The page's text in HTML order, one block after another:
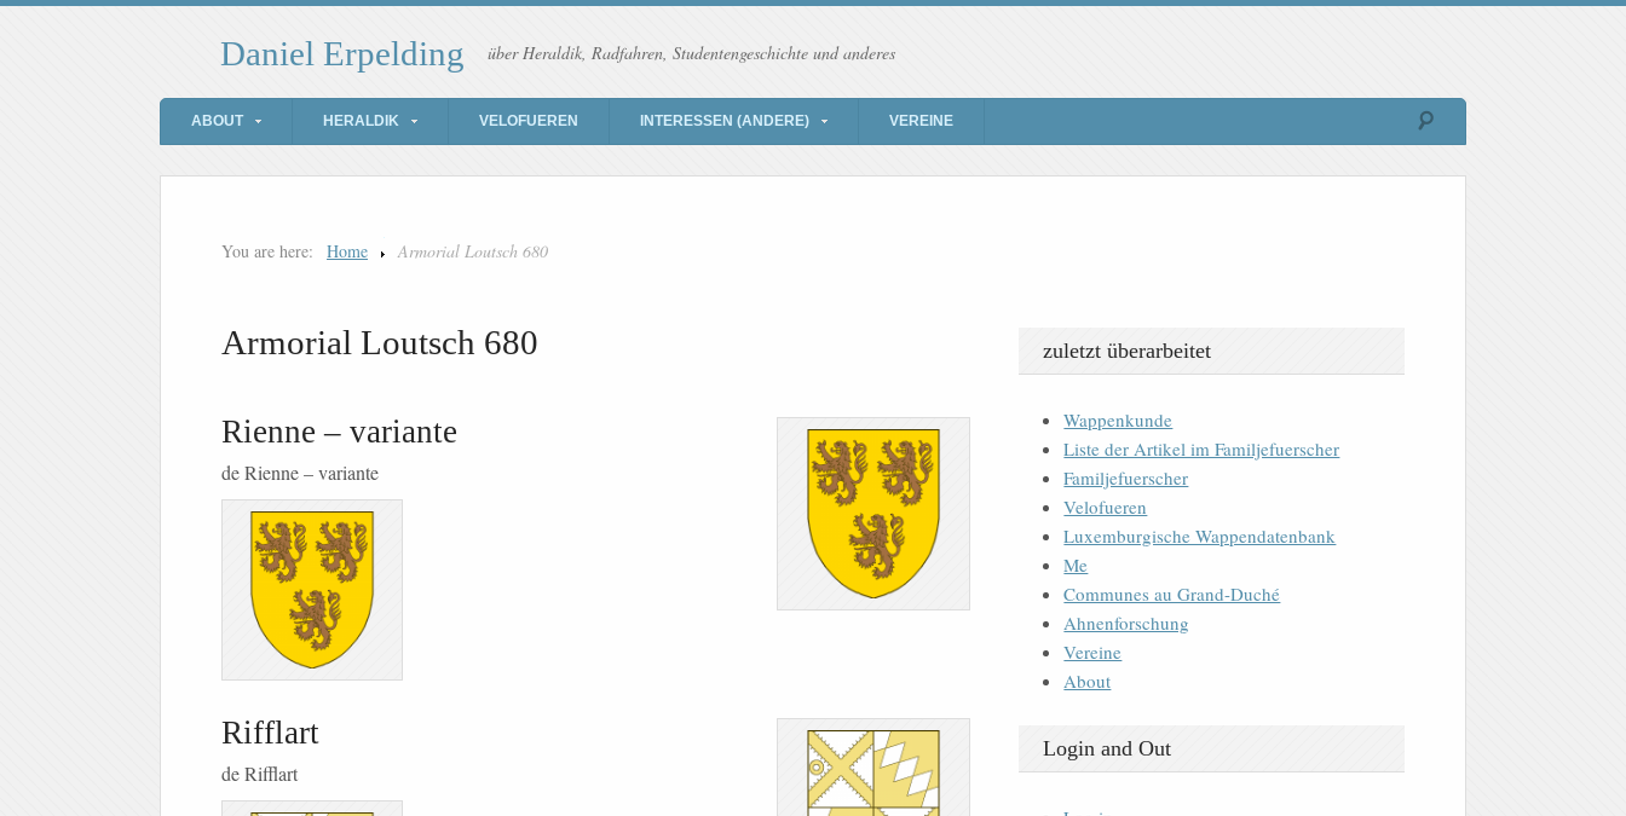
Daniel Erpelding über Heraldik, Radfahren, Studentengeschichte und anderes
ABOUT HERALDIK VELOFUEREN INTERESSEN (ANDERE) VEREINE
You are here: Home Armorial Loutsch 680
Armorial Loutsch 680
Rienne – variante
de Rienne – variante
Rifflart
de Rifflart
zuletzt überarbeitet
Wappenkunde
Liste der Artikel im Familjefuerscher
Familjefuerscher
Velofueren
Luxemburgische Wappendatenbank
Me
Communes au Grand-Duché
Ahnenforschung
Vereine
About
Login and Out